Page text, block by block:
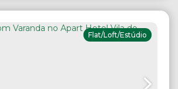
Flat/Loft/Estúdio